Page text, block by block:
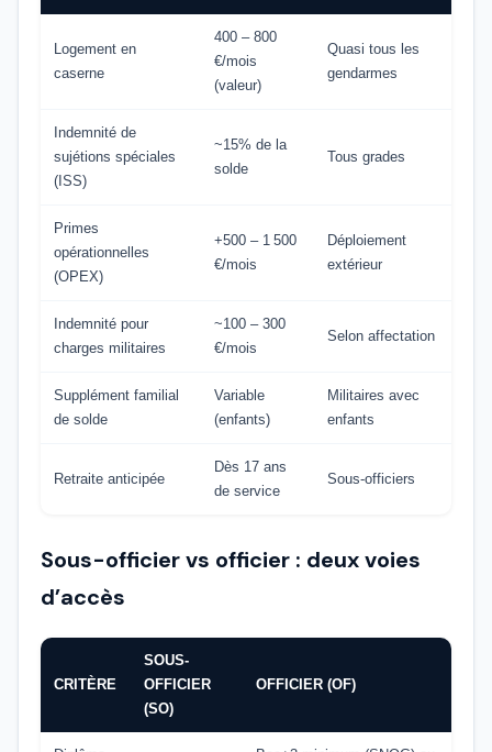
Logement en
caserne
400 – 800
€/mois
(valeur)
Quasi tous les
gendarmes
Indemnité de
sujétions spéciales
(ISS)
~15% de la
solde
Tous grades
Primes
opérationnelles
(OPEX)
+500 – 1 500
€/mois
Déploiement
extérieur
Indemnité pour
charges militaires
~100 – 300
€/mois
Selon affectation
Supplément familial
de solde
Variable
(enfants)
Militaires avec
enfants
Retraite anticipée
Dès 17 ans
de service
Sous-officiers
Sous-officier vs officier : deux voies
d’accès
CRITÈRE
SOUS-
OFFICIER
(SO)
OFFICIER (OF)